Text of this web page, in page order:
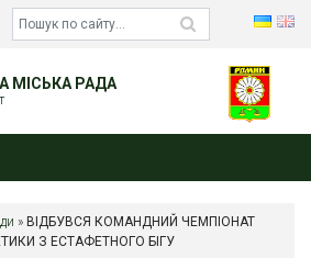
МІСЬКА РАДА
» ВІДБУВСЯ КОМАНДНИЙ ЧЕМПІОНАТ
З ЕСТАФЕТНОГО БІГУ